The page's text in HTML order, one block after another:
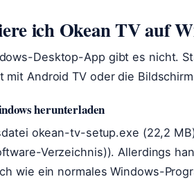
ich Okean TV auf
Desktop-App gibt es nicht.
mit Android TV oder die
herunterladen
okean-tv-setup.exe (22,2
Verzeichnis)). Allerdings
wie ein normales Windows-